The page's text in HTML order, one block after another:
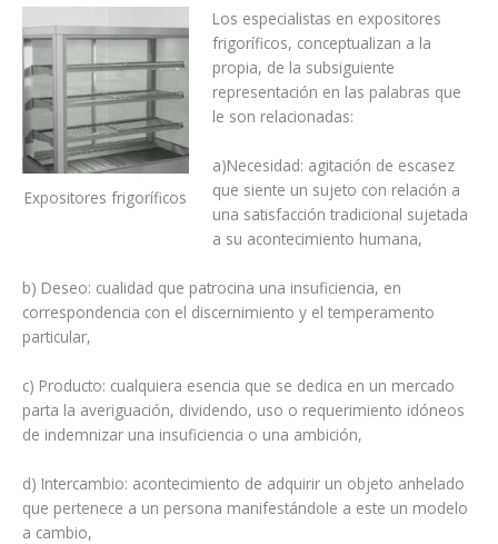
Expositores frigoríficos
Los especialistas en expositores
frigoríficos, conceptualizan a la
propia, de la subsiguiente
representación en las palabras que
le son relacionadas:
a)Necesidad: agitación de escasez
que siente un sujeto con relación a
una satisfacción tradicional sujetada
a su acontecimiento humana,
b) Deseo: cualidad que patrocina una insuficiencia, en
correspondencia con el discernimiento y el temperamento
particular,
c) Producto: cualquiera esencia que se dedica en un mercado
parta la averiguación, dividendo, uso o requerimiento idóneos
de indemnizar una insuficiencia o una ambición,
d) Intercambio: acontecimiento de adquirir un objeto anhelado
que pertenece a un persona manifestándole a este un modelo
a cambio,